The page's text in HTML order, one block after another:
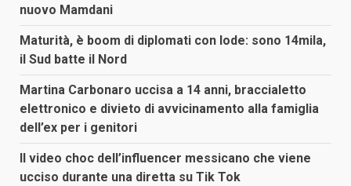
nuovo Mamdani
Maturità, è boom di diplomati con lode: sono 14mila,
il Sud batte il Nord
Martina Carbonaro uccisa a 14 anni, braccialetto
elettronico e divieto di avvicinamento alla famiglia
dell’ex per i genitori
Il video choc dell’influencer messicano che viene
ucciso durante una diretta su Tik Tok